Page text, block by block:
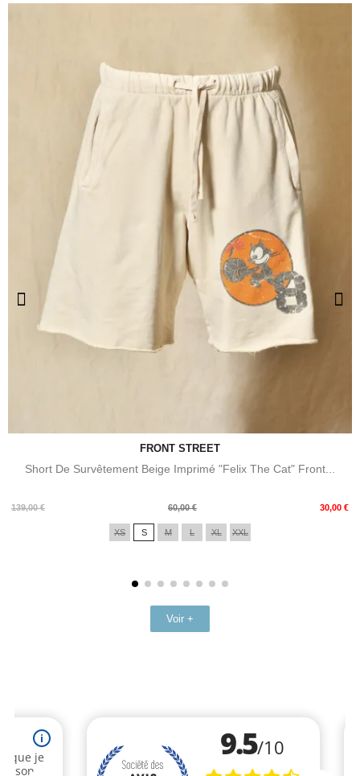
FRONT STREET
Short De Survêtement Beige Imprimé "Felix The Cat" Front...
139,00 €
Prix
60,00 € 30,00 €
Prix
XS S M L XL XXL
Voir +